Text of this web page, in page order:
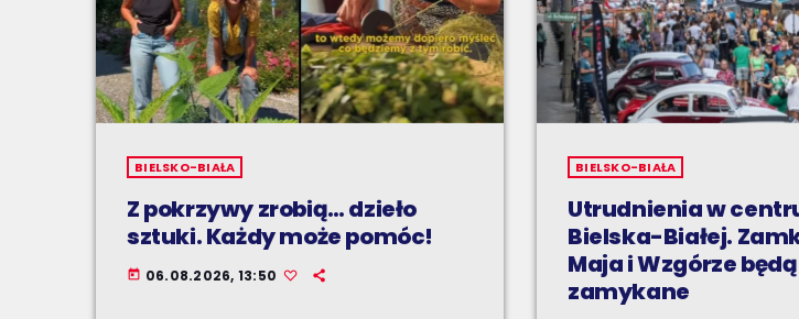
BIELSKO-BIAŁA
Z pokrzywy zrobią… dzieło
sztuki. Każdy może pomóc!
today 06.08.2026, 13:50
BIELSKO-BIAŁA
Utrudnienia w
Bielska-Białej.
Maja i Wzgórze będą
zamykane